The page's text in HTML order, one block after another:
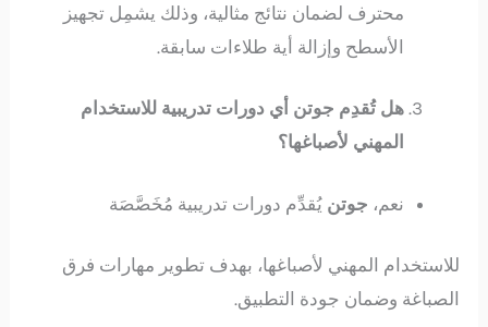
محترف لضمان نتائج مثالية، وذلك يشمِل تجهيز
الأسطح وإزالة أية طلاءات سابقة.
هل تُقدِم جوتن أي دورات تدريبية للاستخدام
المهني لأصباغها؟
نعم، جوتن يُقدِّم دورات تدريبية مُخَصَّصَة
للاستخدام المهني لأصباغها، بهدف تطوير مهارات فرق
الصباغة وضمان جودة التطبيق.